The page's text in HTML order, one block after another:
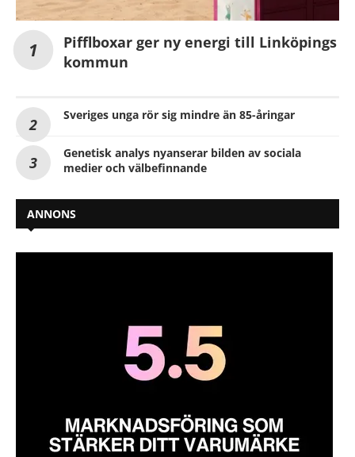
Pifflboxar ger ny energi till Linköpings
kommun
Sveriges unga rör sig mindre än 85-åringar
Genetisk analys nyanserar bilden av sociala
medier och välbefinnande
ANNONS